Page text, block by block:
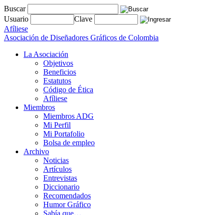
Buscar
Usuario
Clave
Afíliese
Asociación de Diseñadores Gráficos de Colombia
La Asociación
Objetivos
Beneficios
Estatutos
Código de Ética
Afíliese
Miembros
Miembros ADG
Mi Perfil
Mi Portafolio
Bolsa de empleo
Archivo
Noticias
Artículos
Entrevistas
Diccionario
Recomendados
Humor Gráfico
Sabía que…